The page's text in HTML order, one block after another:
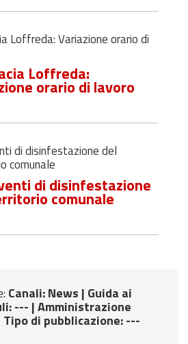
Loffreda: Variazione orario di
Loffreda:
orario di lavoro
di disinfestazione del
comunale
di disinfestazione
comunale
Canali: News | Guida ai
: --- |Amministrazione
Tipo di pubblicazione: ---